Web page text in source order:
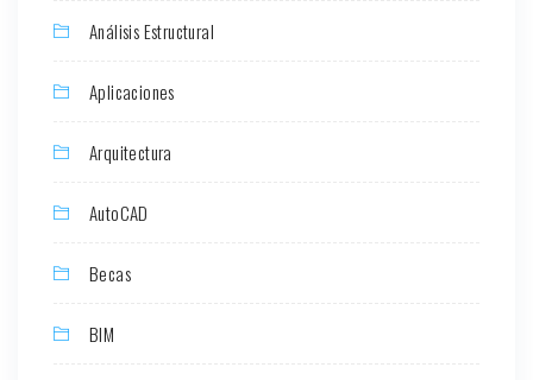
Análisis Estructural
Aplicaciones
Arquitectura
AutoCAD
Becas
BIM